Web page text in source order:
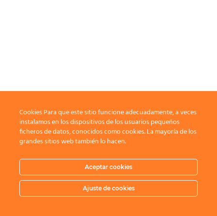
Cookies Para que este sitio funcione adecuadamente, a veces
instalamos en los dispositivos de los usuarios pequeños
ficheros de datos, conocidos como cookies. La mayoría de los
grandes sitios web también lo hacen.
Aceptar cookies
Ajuste de cookies